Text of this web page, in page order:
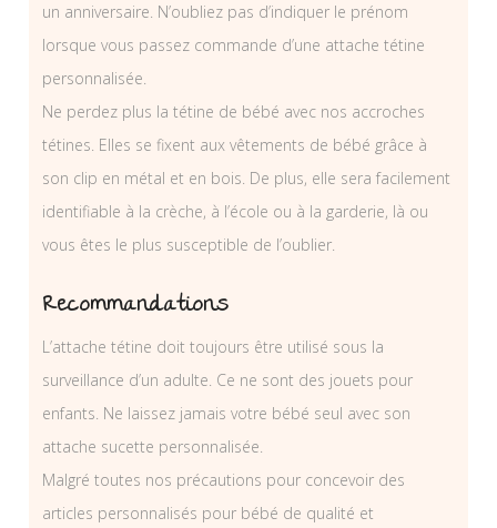
un anniversaire. N’oubliez pas d’indiquer le prénom
lorsque vous passez commande d’une attache tétine
personnalisée.
Ne perdez plus la tétine de bébé avec nos accroches
tétines. Elles se fixent aux vêtements de bébé grâce à
son clip en métal et en bois. De plus, elle sera facilement
identifiable à la crèche, à l’école ou à la garderie, là ou
vous êtes le plus susceptible de l’oublier.
Recommandations
L’attache tétine doit toujours être utilisé sous la
surveillance d’un adulte. Ce ne sont des jouets pour
enfants. Ne laissez jamais votre bébé seul avec son
attache sucette personnalisée.
Malgré toutes nos précautions pour concevoir des
articles personnalisés pour bébé de qualité et